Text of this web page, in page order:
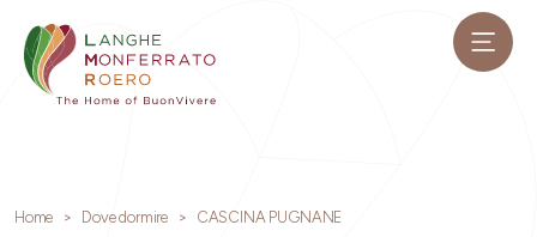
Home Dove dormire CASCINA PUGNANE